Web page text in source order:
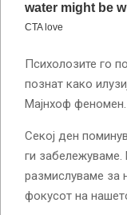
Психолозите го
познат како
Мајнхоф феномен.
Секој ден
ги забележуваме.
размислуваме за
фокусот на